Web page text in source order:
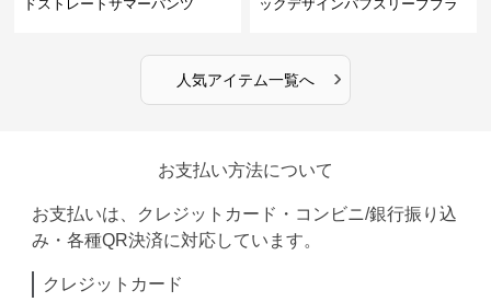
ドストレートサマーパンツ
ックデザインパフスリーブブラ
人気アイテム一覧へ ›
お支払い方法について
お支払いは、クレジットカード・コンビニ/銀行振り込
み・各種QR決済に対応しています。
クレジットカード